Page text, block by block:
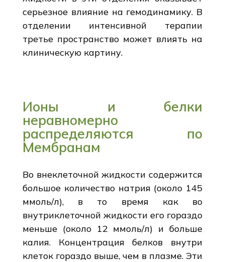
серьезное влияние на гемодинамику. В
отделении интенсивной терапии
третье пространство может влиять на
клиническую картину.
Ионы и белки
неравномерно
распределяются по
Мембранам
Во внеклеточной жидкости содержится
большое количество натрия (около 145
ммоль/л), в то время как во
внутриклеточной жидкости его гораздо
меньше (около 12 ммоль/л) и больше
калия. Концентрация белков внутри
клеток гораздо выше, чем в плазме. Эти